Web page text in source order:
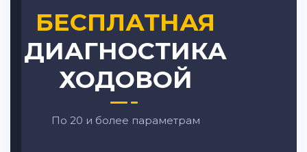
БЕСПЛАТНАЯ
ДИАГНОСТИКА
ХОДОВОЙ
По 20 и более параметрам